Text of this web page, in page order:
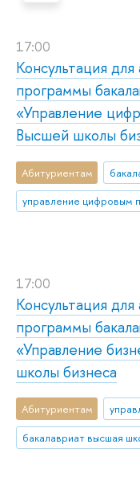
17:00
Консультация
программы
«Управление
Высшей школы
Абитуриентам
управление цифровым
17:00
Консультация
программы
«Управление
школы бизнеса
Абитуриентам
бакалавриат высшая